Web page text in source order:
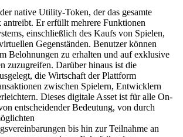
native Utility-Token, der das gesamte
antreibt. Er erfüllt mehrere Funktionen
einschließlich des Kaufs von Spielen,
Gegenständen. Benutzer können
Belohnungen zu erhalten und auf exklusive
zuzugreifen. Darüber hinaus ist die
die Wirtschaft der Plattform
zwischen Spielern, Entwicklern
Dieses digitale Asset ist für alle On-
entscheidender Bedeutung, von durch
bis hin zur Teilnahme an